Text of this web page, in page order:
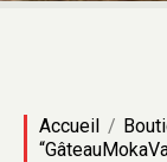
Accueil